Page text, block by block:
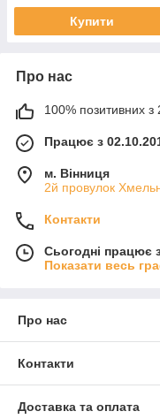
Купити
Про нас
100% позитивних з
Працює з
м. Вінниця
2й провулок
Контакти
Сьогодні працює
Показати весь
Про нас
Контакти
Доставка та оплата